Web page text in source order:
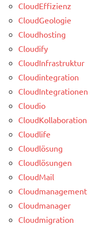
CloudEffizienz
CloudGeologie
Cloudhosting
Cloudify
CloudInfrastruktur
Cloudintegration
CloudIntegrationen
Cloudio
CloudKollaboration
Cloudlife
Cloudlösung
Cloudlösungen
CloudMail
Cloudmanagement
Cloudmanager
Cloudmigration